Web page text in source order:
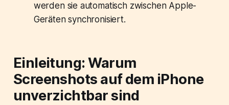
werden sie automatisch zwischen Apple-
Geräten synchronisiert.
Einleitung: Warum
Screenshots auf dem iPhone
unverzichtbar sind